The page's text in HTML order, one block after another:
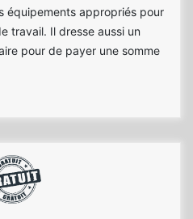
équipements appropriés pour
travail. Il dresse aussi un
pour de payer une somme